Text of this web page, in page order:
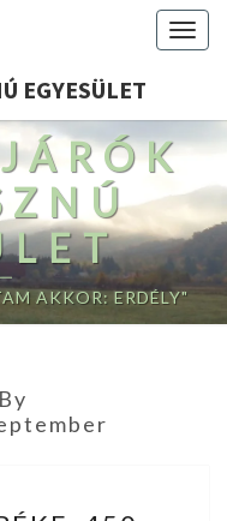
EGYESÜLET
AKKOR: ERDÉLY"